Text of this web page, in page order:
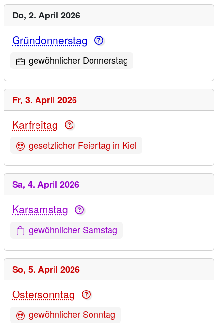
Do, 2. April 2026
Gründonnerstag
gewöhnlicher Donnerstag
Fr, 3. April 2026
Karfreitag
gesetzlicher Feiertag in Kiel
Sa, 4. April 2026
Karsamstag
gewöhnlicher Samstag
So, 5. April 2026
Ostersonntag
gewöhnlicher Sonntag